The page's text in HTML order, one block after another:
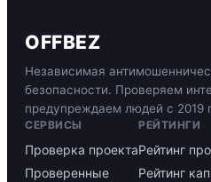
OFFBEZ
Независимая
безопасности. Проверяем
предупреждаем людей с 2019
СЕРВИСЫ
Проверка проекта
Проверенные
РЕЙТИНГИ
Рейтинг
Рейтинг